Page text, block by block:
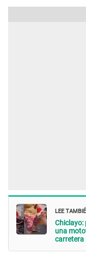
LEE
Chiclayo:
una
carretera